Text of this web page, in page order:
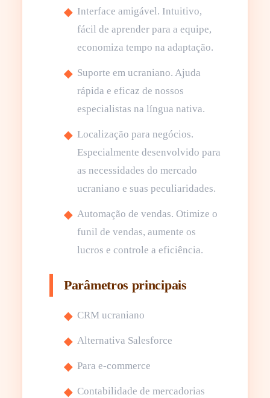
Interface amigável. Intuitivo,
fácil de aprender para a equipe,
economiza tempo na adaptação.
Suporte em ucraniano. Ajuda
rápida e eficaz de nossos
especialistas na língua nativa.
Localização para negócios.
Especialmente desenvolvido para
as necessidades do mercado
ucraniano e suas peculiaridades.
Automação de vendas. Otimize o
funil de vendas, aumente os
lucros e controle a eficiência.
Parâmetros principais
CRM ucraniano
Alternativa Salesforce
Para e-commerce
Contabilidade de mercadorias